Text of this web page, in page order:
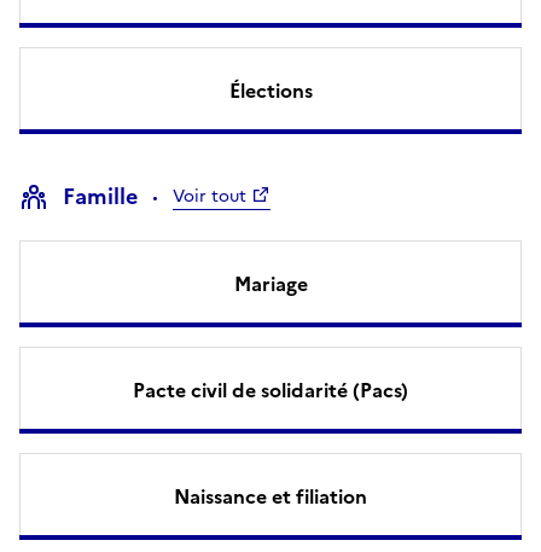
Élections
Famille Voir tout
Mariage
Pacte civil de solidarité (Pacs)
Naissance et filiation